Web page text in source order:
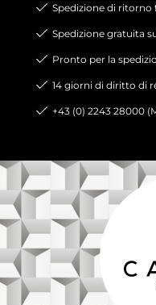
Spedizione di ritorno
Spedizione gratuita
Pronto per la
14 giorni di diritto di
+43 (0) 2243 28000